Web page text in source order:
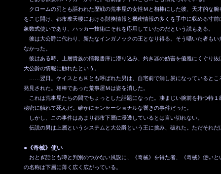
クロームの刃とも謳われた歴戦の荒事屋の女性Ｍと相棒にした彼、天才的な腕
をこじ開け、都市摩天楼における財務情報と機密情報の多くを手中に収める寸
象数式使いであり、ハッカー技術にそれを応用していたのだという説もある。
彼は大公爵に代わり、新たなインガノックの王となり得る。そう囁いた者もい
なかった。
彼はある時、上層貴族の情報書庫に潜り込み、灼き器の妨害を優雅にくぐり抜
大公爵の情報に触れたという。
……翌日。ケイスともＫとも呼ばれた男は、自宅前で消し炭になっているとこ
発見された。相棒であった荒事屋Ｍは姿を消した。
これは荒事屋たちの間でちょっとした話題になった。凄まじい腕前を持つ特１
秘密に触れて死んだ。確かにセンセーショナルな響きの事件だった。
しかし、この事件はあまり都市下層に浸透しているとは言い切れない。
伝説の男は上層というシステムと大公爵という王に挑み、破れた。ただそれだ
●《奇械》使い
おとぎ話とも噂と判別のつかない風説に、《奇械》を得た者、《奇械》使いと
の名称は下層に薄く広く広がっている。